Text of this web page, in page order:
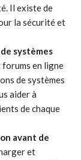
Il existe de
la sécurité et
systèmes
en ligne
de systèmes
aider à
de chaque
avant de
et